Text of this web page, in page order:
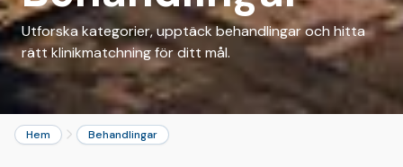
Utforska kategorier, upptäck behandlingar och hitta
rätt klinikmatchning för ditt mål.
Hem Behandlingar